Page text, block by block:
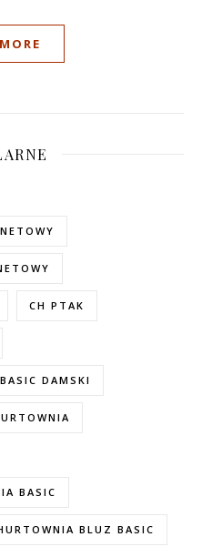
CH PTAK
DAMSKI
BASIC
BLUZ BASIC